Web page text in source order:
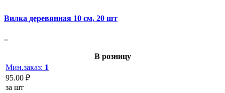
Вилка деревянная 10 см, 20 шт
..
В розницу
Мин.заказ: 1
95.00 ₽
за шт